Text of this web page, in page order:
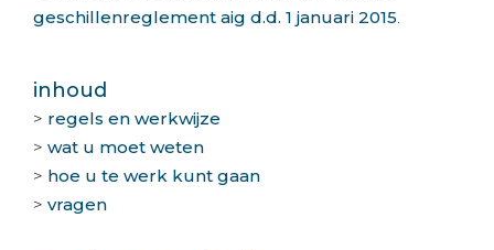
geschillenreglement aig d.d. 1 januari 2015.
inhoud
> regels en werkwijze
> wat u moet weten
> hoe u te werk kunt gaan
> vragen